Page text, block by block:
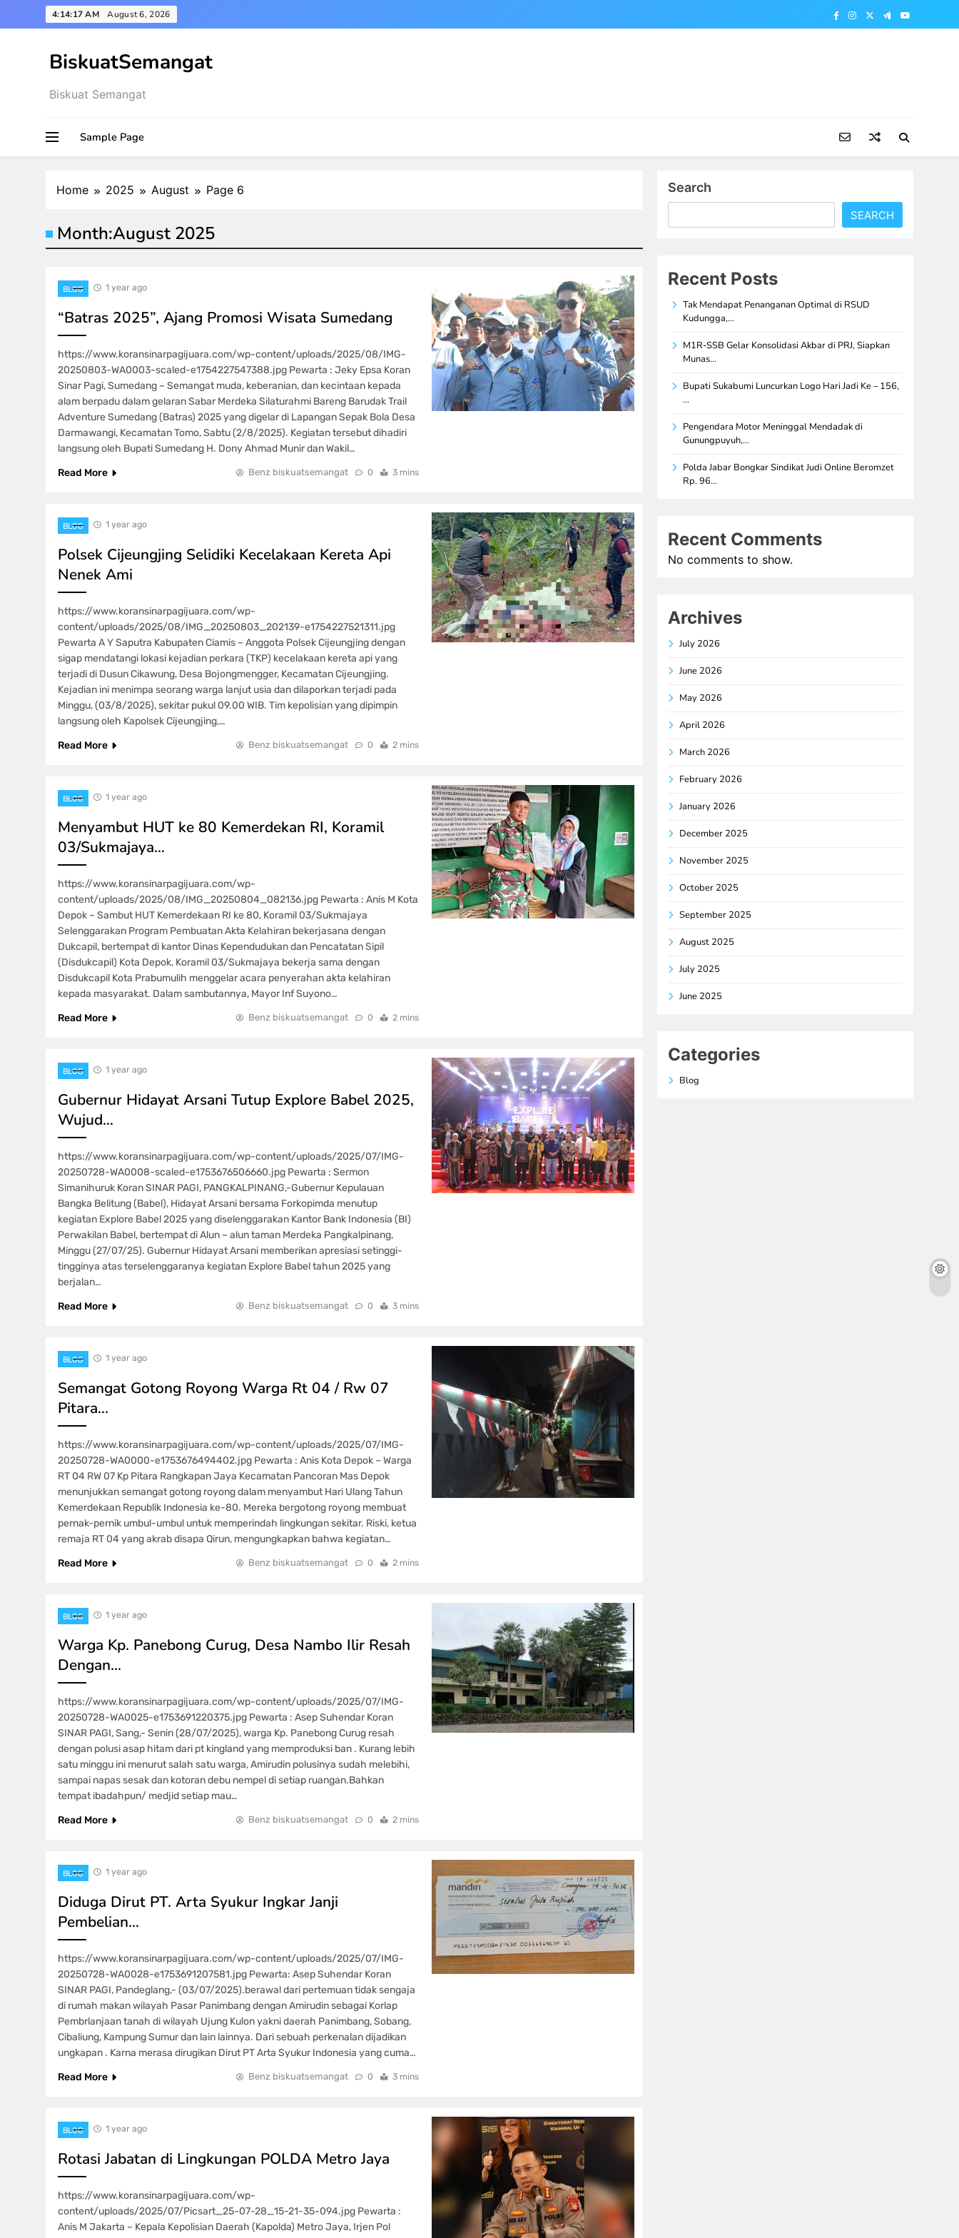
to
4:14:18 AM August 6, 2026
BiskuatSemangat
Biskuat Semangat
Sample Page
Home 2025 August Page 6
Month:August 2025
BLOG 1 year ago
“Batras 2025”, Ajang Promosi Wisata Sumedang
https://www.koransinarpagijuara.com/wp-content/uploads/2025/08/IMG-
20250803-WA0003-scaled-e1754227547388.jpg Pewarta : Jeky Epsa Koran
Sinar Pagi, Sumedang – Semangat muda, keberanian, dan kecintaan kepada
alam berpadu dalam gelaran Sabar Merdeka Silaturahmi Bareng Barudak Trail
Adventure Sumedang (Batras) 2025 yang digelar di Lapangan Sepak Bola Desa
Darmawangi, Kecamatan Tomo, Sabtu (2/8/2025). Kegiatan tersebut dihadiri
langsung oleh Bupati Sumedang H. Dony Ahmad Munir dan Wakil…
Read More
Benz biskuatsemangat 0 3 mins
BLOG 1 year ago
Polsek Cijeungjing Selidiki Kecelakaan Kereta Api
Nenek Ami
https://www.koransinarpagijuara.com/wp-
content/uploads/2025/08/IMG_20250803_202139-e1754227521311.jpg
Pewarta A Y Saputra Kabupaten Ciamis – Anggota Polsek Cijeungjing dengan
sigap mendatangi lokasi kejadian perkara (TKP) kecelakaan kereta api yang
terjadi di Dusun Cikawung, Desa Bojongmengger, Kecamatan Cijeungjing.
Kejadian ini menimpa seorang warga lanjut usia dan dilaporkan terjadi pada
Minggu, (03/8/2025), sekitar pukul 09.00 WIB. Tim kepolisian yang dipimpin
langsung oleh Kapolsek Cijeungjing,…
Read More
Benz biskuatsemangat 0 2 mins
BLOG 1 year ago
Menyambut HUT ke 80 Kemerdekan RI, Koramil
03/Sukmajaya…
https://www.koransinarpagijuara.com/wp-
content/uploads/2025/08/IMG_20250804_082136.jpg Pewarta : Anis M Kota
Depok – Sambut HUT Kemerdekaan RI ke 80, Koramil 03/Sukmajaya
Selenggarakan Program Pembuatan Akta Kelahiran bekerjasana dengan
Dukcapil, bertempat di kantor Dinas Kependudukan dan Pencatatan Sipil
(Disdukcapil) Kota Depok, Koramil 03/Sukmajaya bekerja sama dengan
Disdukcapil Kota Prabumulih menggelar acara penyerahan akta kelahiran
kepada masyarakat. Dalam sambutannya, Mayor Inf Suyono…
Read More
Benz biskuatsemangat 0 2 mins
BLOG 1 year ago
Gubernur Hidayat Arsani Tutup Explore Babel 2025,
Wujud…
https://www.koransinarpagijuara.com/wp-content/uploads/2025/07/IMG-
20250728-WA0008-scaled-e1753676506660.jpg Pewarta : Sermon
Simanihuruk Koran SINAR PAGI, PANGKALPINANG,-Gubernur Kepulauan
Bangka Belitung (Babel), Hidayat Arsani bersama Forkopimda menutup
kegiatan Explore Babel 2025 yang diselenggarakan Kantor Bank Indonesia (BI)
Perwakilan Babel, bertempat di Alun – alun taman Merdeka Pangkalpinang,
Minggu (27/07/25). Gubernur Hidayat Arsani memberikan apresiasi setinggi-
tingginya atas terselenggaranya kegiatan Explore Babel tahun 2025 yang
berjalan…
Read More
Benz biskuatsemangat 0 3 mins
BLOG 1 year ago
Semangat Gotong Royong Warga Rt 04 / Rw 07
Pitara…
https://www.koransinarpagijuara.com/wp-content/uploads/2025/07/IMG-
20250728-WA0000-e1753676494402.jpg Pewarta : Anis Kota Depok – Warga
RT 04 RW 07 Kp Pitara Rangkapan Jaya Kecamatan Pancoran Mas Depok
menunjukkan semangat gotong royong dalam menyambut Hari Ulang Tahun
Kemerdekaan Republik Indonesia ke-80. Mereka bergotong royong membuat
pernak-pernik umbul-umbul untuk memperindah lingkungan sekitar. Riski, ketua
remaja RT 04 yang akrab disapa Qirun, mengungkapkan bahwa kegiatan…
Read More
Benz biskuatsemangat 0 2 mins
BLOG 1 year ago
Warga Kp. Panebong Curug, Desa Nambo Ilir Resah
Dengan…
https://www.koransinarpagijuara.com/wp-content/uploads/2025/07/IMG-
20250728-WA0025-e1753691220375.jpg Pewarta : Asep Suhendar Koran
SINAR PAGI, Sang,- Senin (28/07/2025), warga Kp. Panebong Curug resah
dengan polusi asap hitam dari pt kingland yang memproduksi ban . Kurang lebih
satu minggu ini menurut salah satu warga, Amirudin polusinya sudah melebihi,
sampai napas sesak dan kotoran debu nempel di setiap ruangan.Bahkan
tempat ibadahpun/ medjid setiap mau…
Read More
Benz biskuatsemangat 0 2 mins
BLOG 1 year ago
Diduga Dirut PT. Arta Syukur Ingkar Janji
Pembelian…
https://www.koransinarpagijuara.com/wp-content/uploads/2025/07/IMG-
20250728-WA0028-e1753691207581.jpg Pewarta: Asep Suhendar Koran
SINAR PAGI, Pandeglang,- (03/07/2025).berawal dari pertemuan tidak sengaja
di rumah makan wilayah Pasar Panimbang dengan Amirudin sebagai Korlap
Pembrlanjaan tanah di wilayah Ujung Kulon yakni daerah Panimbang, Sobang,
Cibaliung, Kampung Sumur dan lain lainnya. Dari sebuah perkenalan dijadikan
ungkapan . Karna merasa dirugikan Dirut PT Arta Syukur Indonesia yang cuma…
Read More
Benz biskuatsemangat 0 3 mins
BLOG 1 year ago
Rotasi Jabatan di Lingkungan POLDA Metro Jaya
https://www.koransinarpagijuara.com/wp-
content/uploads/2025/07/Picsart_25-07-28_15-21-35-094.jpg Pewarta :
Anis M Jakarta – Kepala Kepolisian Daerah (Kapolda) Metro Jaya, Irjen Pol
Search
SEARCH
Recent Posts
Tak Mendapat Penanganan Optimal di RSUD
Kudungga,…
M1R-SSB Gelar Konsolidasi Akbar di PRJ, Siapkan
Munas…
Bupati Sukabumi Luncurkan Logo Hari Jadi Ke – 156,
…
Pengendara Motor Meninggal Mendadak di
Gunungpuyuh,…
Polda Jabar Bongkar Sindikat Judi Online Beromzet
Rp. 96…
Recent Comments
No comments to show.
Archives
July 2026
June 2026
May 2026
April 2026
March 2026
February 2026
January 2026
December 2025
November 2025
October 2025
September 2025
August 2025
July 2025
June 2025
Categories
Blog